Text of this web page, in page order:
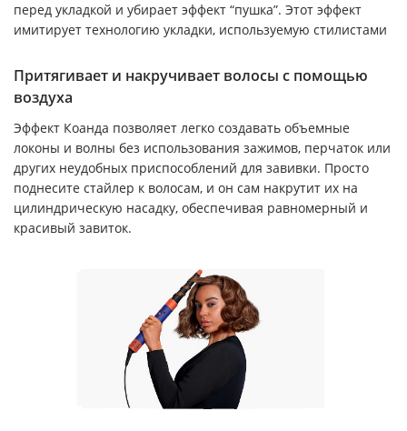
перед укладкой и убирает эффект “пушка”. Этот эффект
имитирует технологию укладки, используемую стилистами
Притягивает и накручивает волосы с помощью
воздуха
Эффект Коанда позволяет легко создавать объемные
локоны и волны без использования зажимов, перчаток или
других неудобных приспособлений для завивки. Просто
поднесите стайлер к волосам, и он сам накрутит их на
цилиндрическую насадку, обеспечивая равномерный и
красивый завиток.